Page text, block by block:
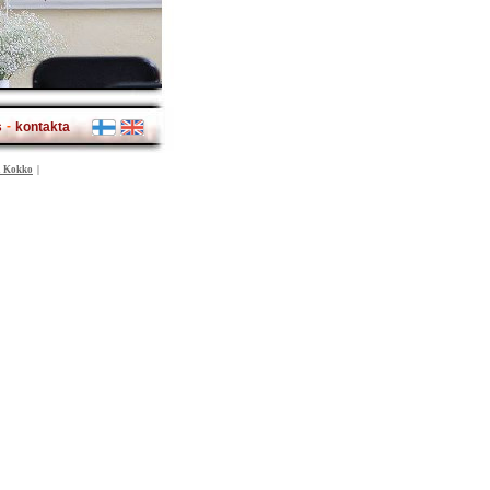
- kontakta
Kokko